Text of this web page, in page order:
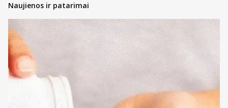
Naujienos ir patarimai